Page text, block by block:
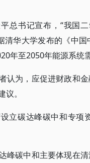
总书记宣布，“我国
清华大学发布的《中
年至2050年能源系统
认为，应促进财政和
。
立碳达峰碳中和专
峰碳中和主要体现在